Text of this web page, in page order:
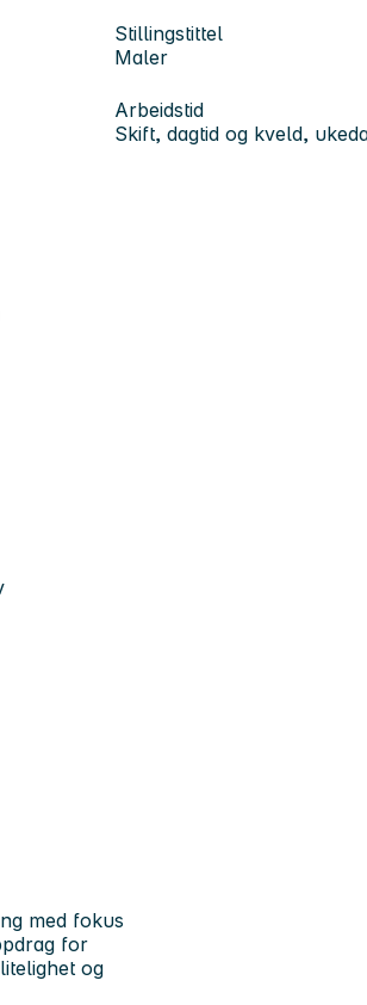
Stillingstittel
Maler
Arbeidstid
Skift, dagtid og kveld,
med fokus
for
og